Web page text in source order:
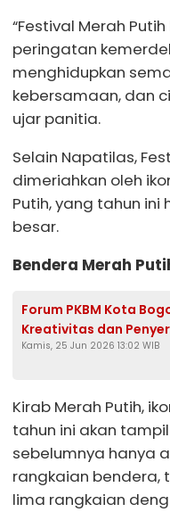
“Festival Merah
peringatan
menghidupkan
kebersamaan, dan
ujar panitia.
Selain Napatilas,
dimeriahkan oleh
Putih, yang tahun
besar.
Bendera Merah
Forum PKBM Kota
Kreativitas dan
Penguatan Pendidikan
Kamis, 25 Jun 2026 13:02 WIB
Kirab Merah Putih,
tahun ini akan
sebelumnya hanya
rangkaian bendera,
lima rangkaian